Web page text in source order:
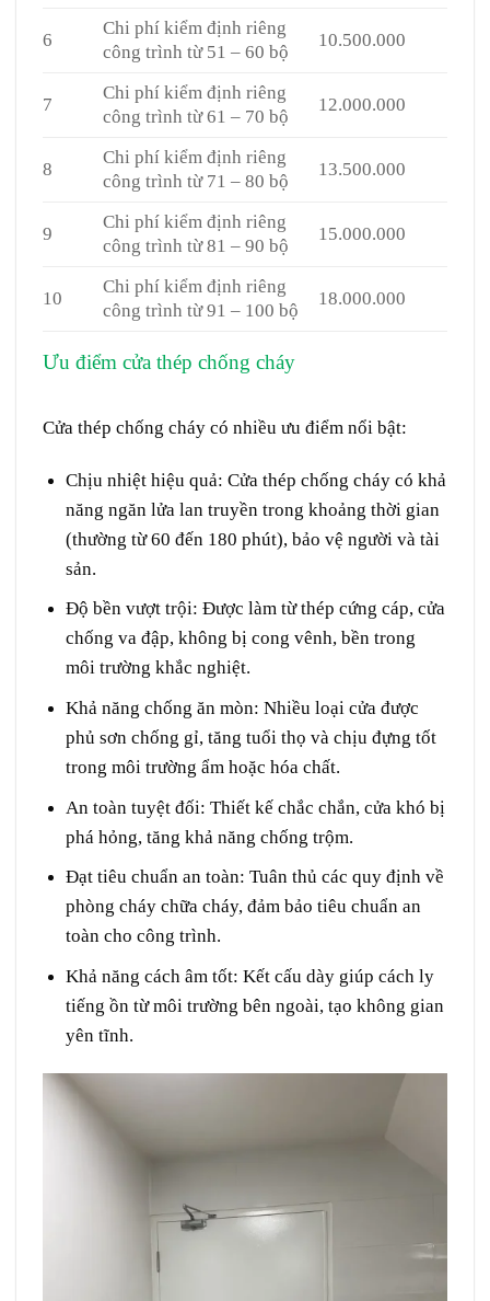
6
Chi phí kiểm định riêng
công trình từ 51 – 60 bộ
10.500.000
7
Chi phí kiểm định riêng
công trình từ 61 – 70 bộ
12.000.000
8
Chi phí kiểm định riêng
công trình từ 71 – 80 bộ
13.500.000
9
Chi phí kiểm định riêng
công trình từ 81 – 90 bộ
15.000.000
10
Chi phí kiểm định riêng
công trình từ 91 – 100 bộ
18.000.000
Ưu điểm cửa thép chống cháy
Cửa thép chống cháy có nhiều ưu điểm nổi bật:
Chịu nhiệt hiệu quả: Cửa thép chống cháy có khả
năng ngăn lửa lan truyền trong khoảng thời gian
(thường từ 60 đến 180 phút), bảo vệ người và tài
sản.
Độ bền vượt trội: Được làm từ thép cứng cáp, cửa
chống va đập, không bị cong vênh, bền trong
môi trường khắc nghiệt.
Khả năng chống ăn mòn: Nhiều loại cửa được
phủ sơn chống gỉ, tăng tuổi thọ và chịu đựng tốt
trong môi trường ẩm hoặc hóa chất.
An toàn tuyệt đối: Thiết kế chắc chắn, cửa khó bị
phá hỏng, tăng khả năng chống trộm.
Đạt tiêu chuẩn an toàn: Tuân thủ các quy định về
phòng cháy chữa cháy, đảm bảo tiêu chuẩn an
toàn cho công trình.
Khả năng cách âm tốt: Kết cấu dày giúp cách ly
tiếng ồn từ môi trường bên ngoài, tạo không gian
yên tĩnh.